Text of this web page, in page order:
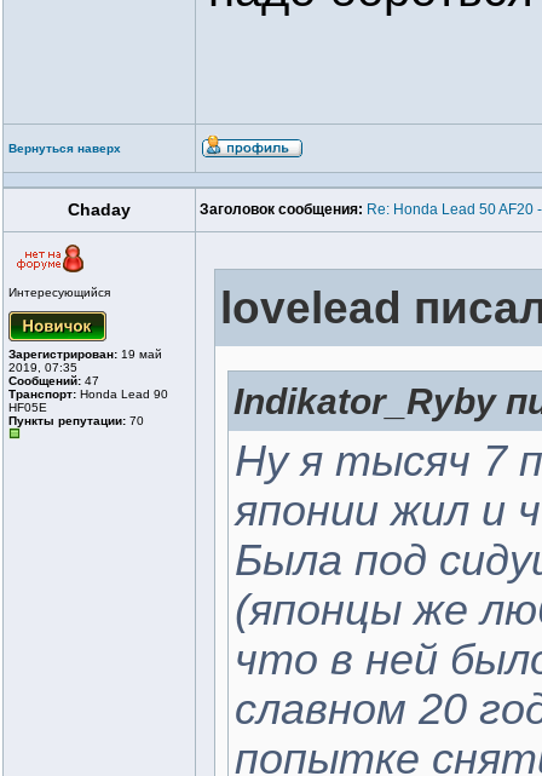
Вернуться наверх
Chaday Заголовок сообщения: Re: Honda Lead 50
Интересующийся
Зарегистрирован: 19 май
2019, 07:35
Сообщений: 47
Транспорт: Honda Lead 90
HF05E
Пункты репутации: 70
lovelead
Indikator_Ryby
Ну я тысяч 7
японии жил и
Была под
(японцы же
что в ней
славном 20
попытке